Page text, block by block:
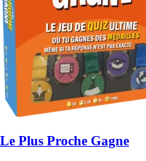
Le Plus Proche Gagne